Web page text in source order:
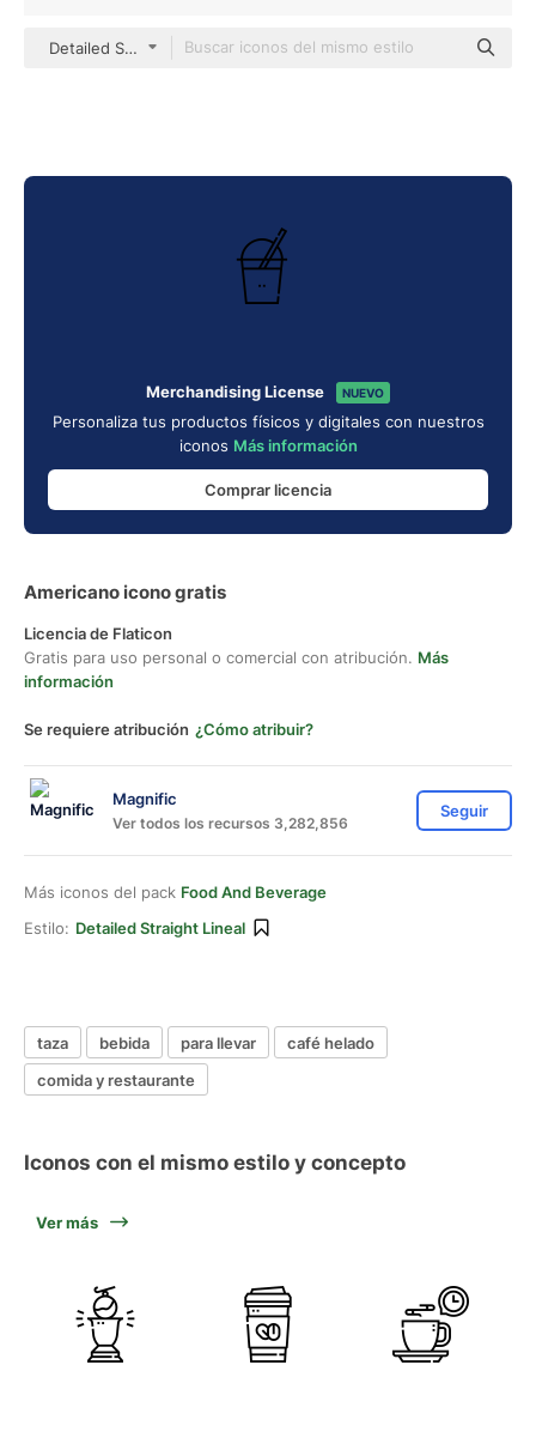
Detailed Straight Lineal
Merchandising License NUEVO
Personaliza tus productos físicos y digitales con nuestros
iconos Más información
Comprar licencia
Americano icono gratis
Licencia de Flaticon
Gratis para uso personal o comercial con atribución. Más
información
Se requiere atribución ¿Cómo atribuir?
Magnific
Ver todos los recursos 3,282,856
Seguir
Más iconos del pack Food And Beverage
Estilo: Detailed Straight Lineal
taza bebida para llevar
café helado
comida y restaurante
Iconos con el mismo estilo y concepto
Ver más